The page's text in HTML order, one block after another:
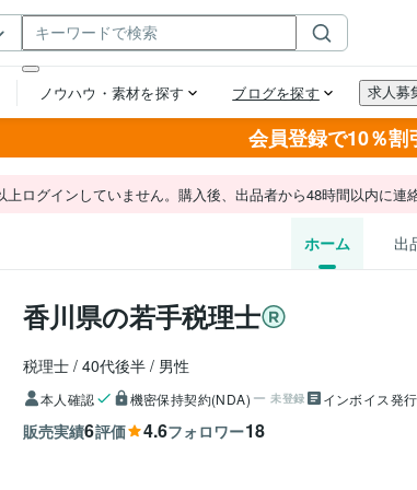
会員登録で10％割
上ログインしていません。購入後、出品者から48時間以内に連
ホーム 出
香川県の若手税理士
税理士 40代後半 男性
本人確認 機密保持契約(NDA) 未登録 インボイス発
販売実績6評価 4.6フォロワー18